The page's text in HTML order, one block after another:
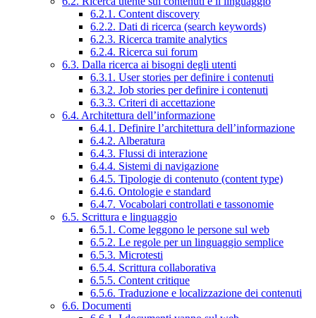
6.2.1. Content discovery
6.2.2. Dati di ricerca (search keywords)
6.2.3. Ricerca tramite analytics
6.2.4. Ricerca sui forum
6.3. Dalla ricerca ai bisogni degli utenti
6.3.1. User stories per definire i contenuti
6.3.2. Job stories per definire i contenuti
6.3.3. Criteri di accettazione
6.4. Architettura dell’informazione
6.4.1. Definire l’architettura dell’informazione
6.4.2. Alberatura
6.4.3. Flussi di interazione
6.4.4. Sistemi di navigazione
6.4.5. Tipologie di contenuto (content type)
6.4.6. Ontologie e standard
6.4.7. Vocabolari controllati e tassonomie
6.5. Scrittura e linguaggio
6.5.1. Come leggono le persone sul web
6.5.2. Le regole per un linguaggio semplice
6.5.3. Microtesti
6.5.4. Scrittura collaborativa
6.5.5. Content critique
6.5.6. Traduzione e localizzazione dei contenuti
6.6. Documenti